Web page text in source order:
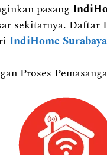
pasang
sekitarnya. Daftar
IndiHome
Proses